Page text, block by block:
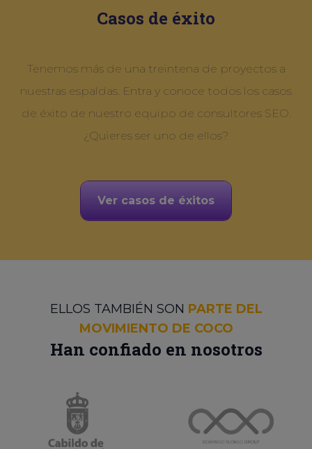
Casos de éxito
Tenemos más de una treintena de proyectos a
nuestras espaldas. Entra y conoce todos los casos
de éxito de nuestro equipo de consultores SEO.
¿Quieres ser uno de ellos?
Ver casos de éxitos
ELLOS TAMBIÉN SON PARTE DEL
MOVIMIENTO DE COCO
Han confiado en nosotros